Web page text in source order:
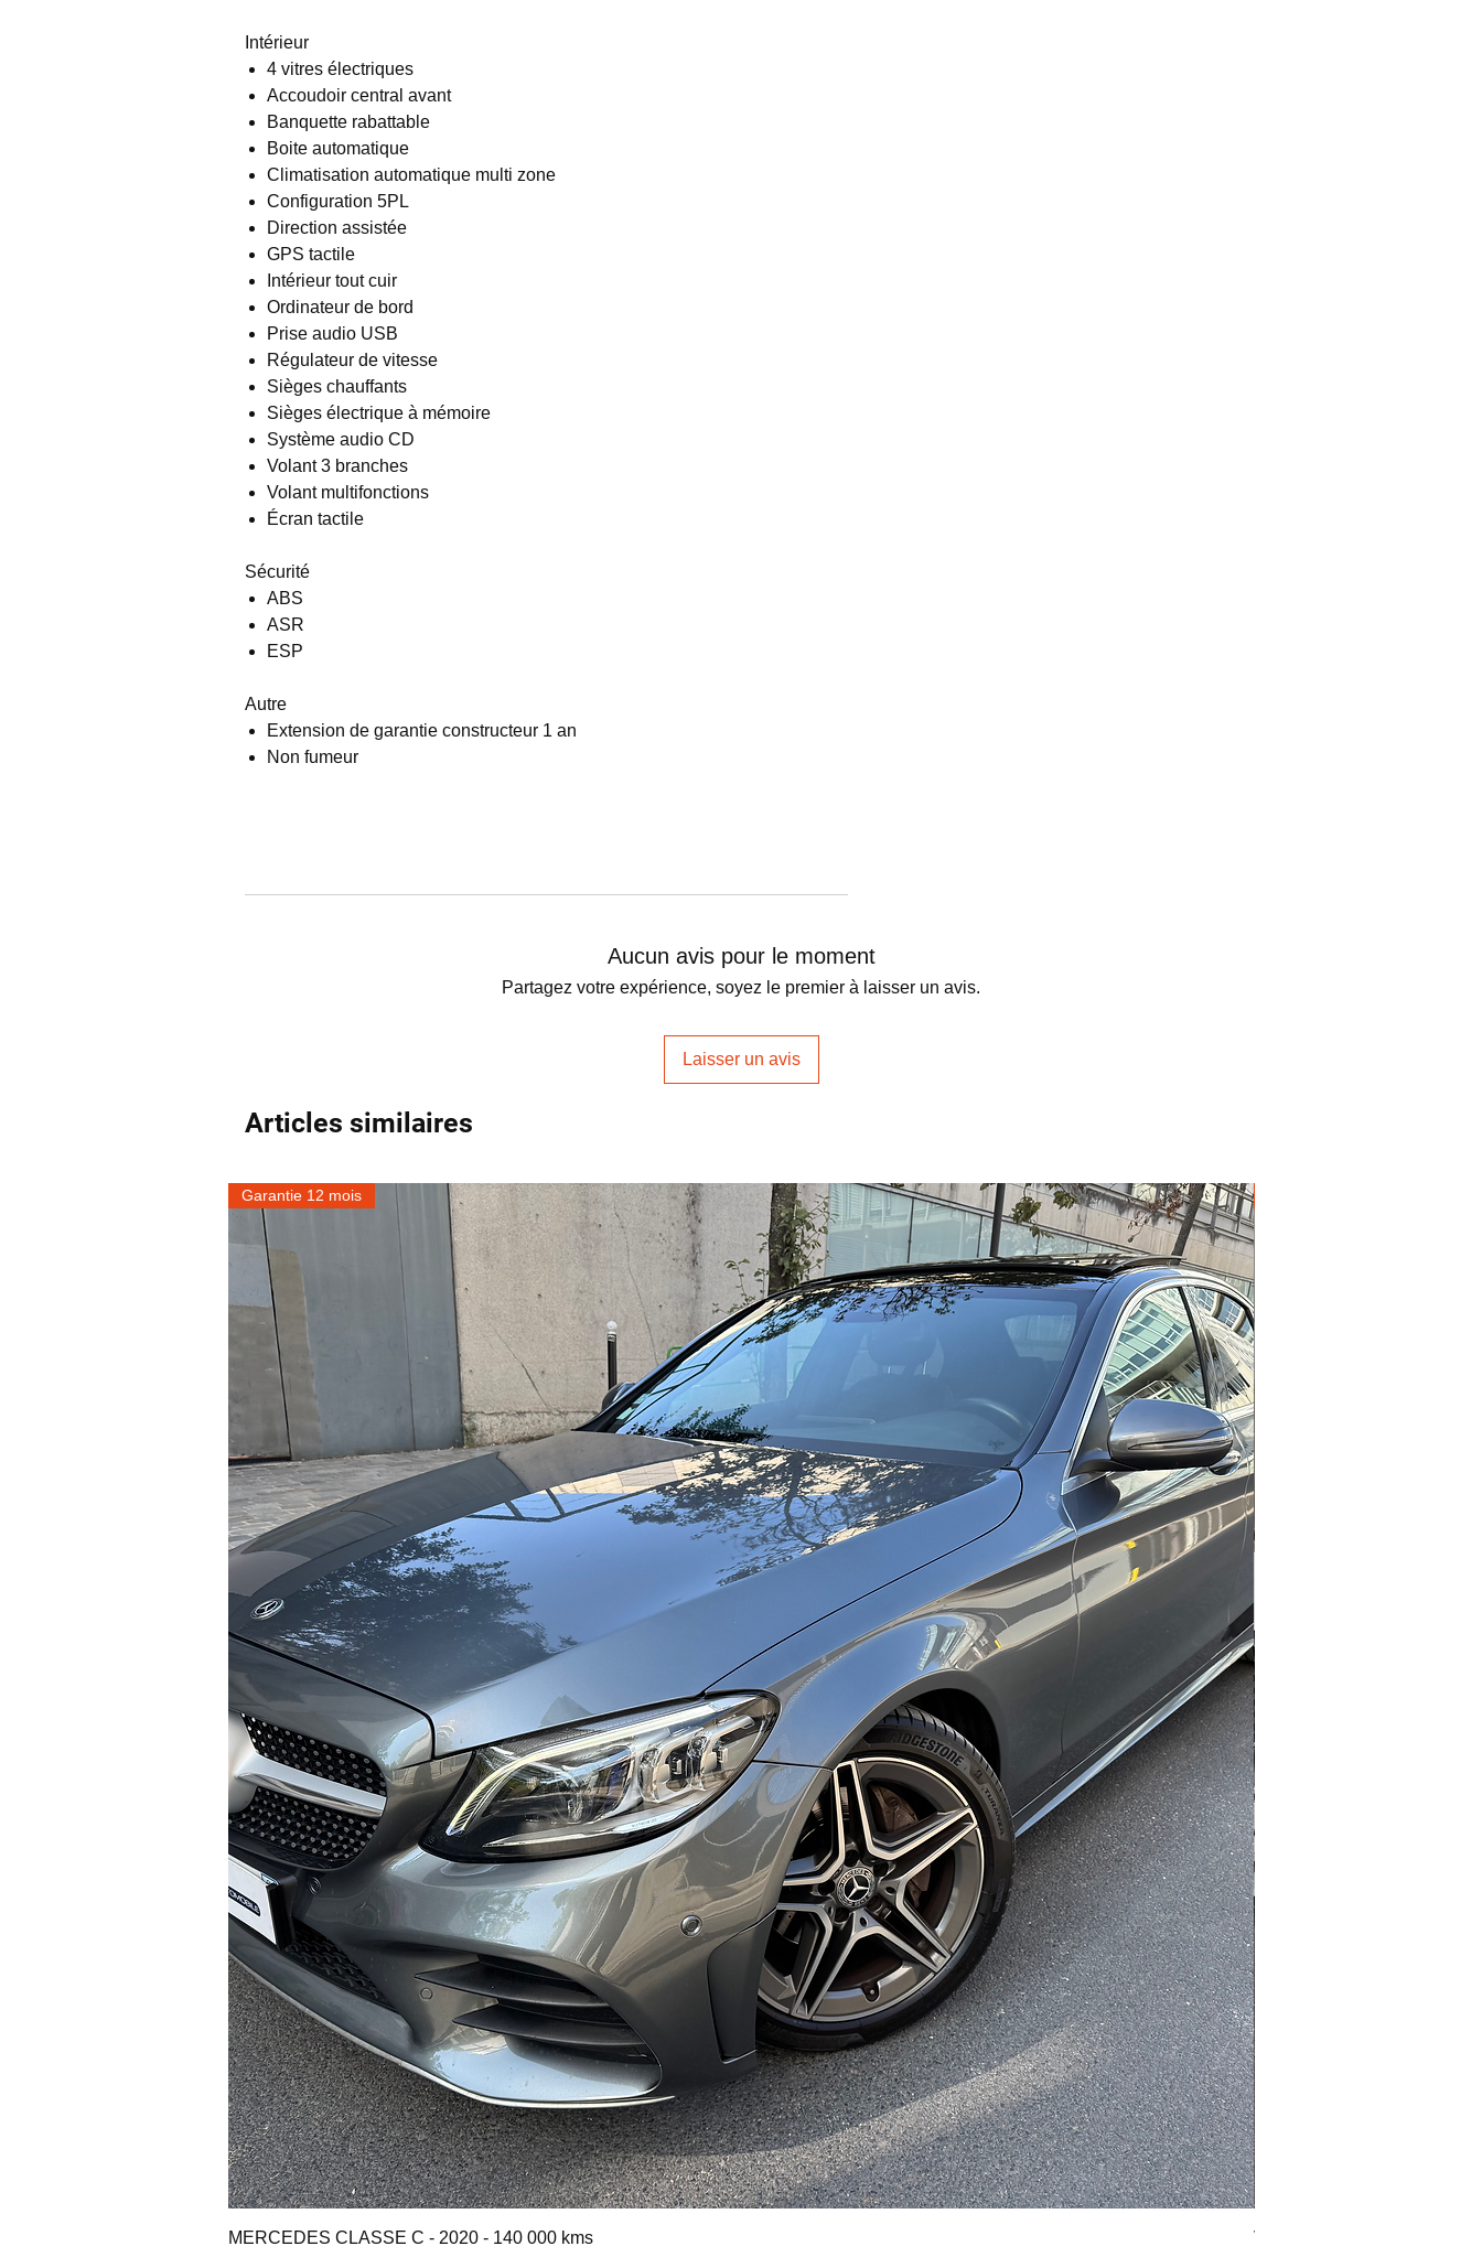
Intérieur
4 vitres électriques
Accoudoir central avant
Banquette rabattable
Boite automatique
Climatisation automatique multi zone
Configuration 5PL
Direction assistée
GPS tactile
Intérieur tout cuir
Ordinateur de bord
Prise audio USB
Régulateur de vitesse
Sièges chauffants
Sièges électrique à mémoire
Système audio CD
Volant 3 branches
Volant multifonctions
Écran tactile
Sécurité
ABS
ASR
ESP
Autre
Extension de garantie constructeur 1 an
Non fumeur
Aucun avis pour le moment
Partagez votre expérience, soyez le premier à laisser un avis.
Laisser un avis
Articles similaires
Garantie 12 mois
MERCEDES CLASSE C - 2020 - 140 000 kms
VOLVO XC90 II - 2017 - 87